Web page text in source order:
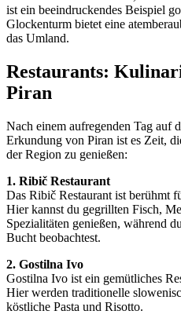
ist ein beeindruckendes Beispiel
Glockenturm bietet eine
das Umland.
Restaurants:
Piran
Nach einem aufregenden Tag auf
Erkundung von Piran ist es Zeit,
der Region zu genießen:
1. Ribič Restaurant
Das Ribič Restaurant ist berühmt
Hier kannst du gegrillten Fisch,
Spezialitäten genießen, während
Bucht beobachtest.
2. Gostilna Ivo
Gostilna Ivo ist ein gemütliches
Hier werden traditionelle
köstliche Pasta und Risotto.